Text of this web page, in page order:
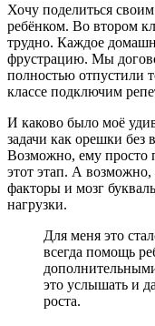
Хочу поделиться
ребёнком. Во втором
трудно. Каждое
фрустрацию. Мы
полностью отпустили
классе подключим
И каково было моё
задачи как орешки без
Возможно, ему просто
этот этап. А
факторы и мозг
нагрузки.
Для меня это
всегда помощь
это услышать и
роста.